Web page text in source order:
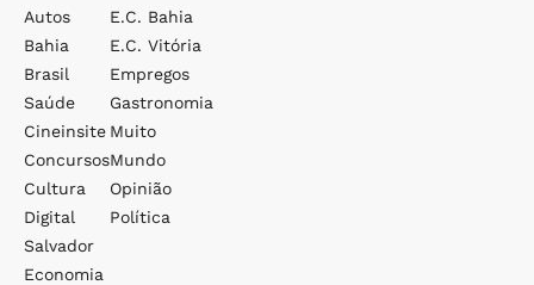
Autos
Bahia
Brasil
Saúde
Cineinsite
Concursos
Cultura
Digital
Salvador
Economia
E.c. Bahia
E.c. Vitória
Empregos
Gastronomia
Muito
Mundo
Opinião
Política